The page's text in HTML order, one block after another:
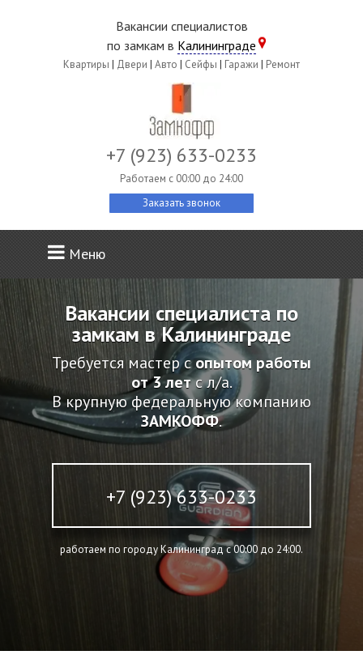
Вакансии специалистов
по замкам в Калининграде
Квартиры | Двери | Авто | Сейфы | Гаражи | Ремонт
+7 (923) 633-0233
Работаем c 00:00 до 24:00
Заказать звонок
Меню
Вакансии специалиста по
замкам в Калининграде
Требуется мастер сопытом работы
от 3 летс л/а.
В крупную федеральную компанию
ЗАМКОФФ.
+7 (923) 633-0233
работаем по городу Калининград c 00:00 до 24:00.